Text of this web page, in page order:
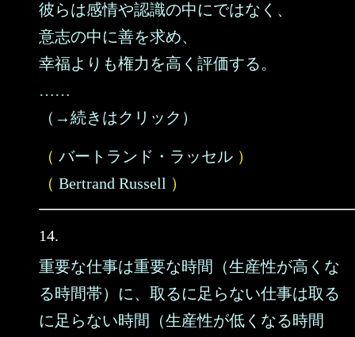
彼らは感情や認識の中にではなく、
意志の中に善を求め、
幸福よりも権力を高く評価する。
……
（→続きはクリック）
（ バートランド・ラッセル ）
（ Bertrand Russell ）
14.
重要な仕事は重要な時間（生産性が高くな
る時間帯）に、取るに足らない仕事は取る
に足らない時間（生産性が低くなる時間